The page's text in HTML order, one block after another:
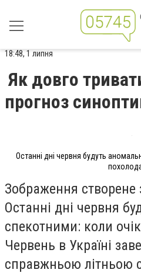
18:48, 1 липня
Як довго
прогноз
Останні дні червня будуть
Зображення
Останні дні червня
спекотними: коли
Червень в Україні
справжньою літньою